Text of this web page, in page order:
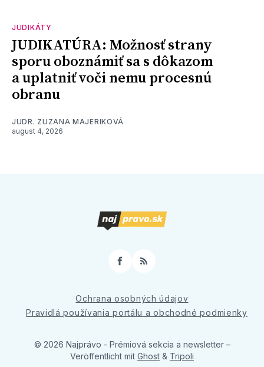
JUDIKÁTY
JUDIKATÚRA: Možnosť strany
sporu oboznámiť sa s dôkazom
a uplatniť voči nemu procesnú
obranu
JUDR. ZUZANA MAJERIKOVÁ
august 4, 2026
Facebook
RSS
Ochrana osobných údajov
Pravidlá používania portálu a obchodné podmienky
© 2026 Najprávo - Prémiová sekcia a newsletter –
Veröffentlicht mit Ghost & Tripoli